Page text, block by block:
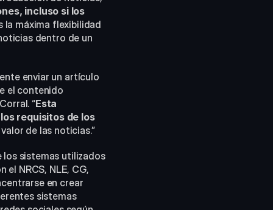
incluso si los
la máxima flexibilidad
dentro de un
enviar un artículo
el contenido
“Esta
requisitos de los
de las noticias.”
sistemas utilizados
NRCS, NLE, CG,
en crear
sistemas